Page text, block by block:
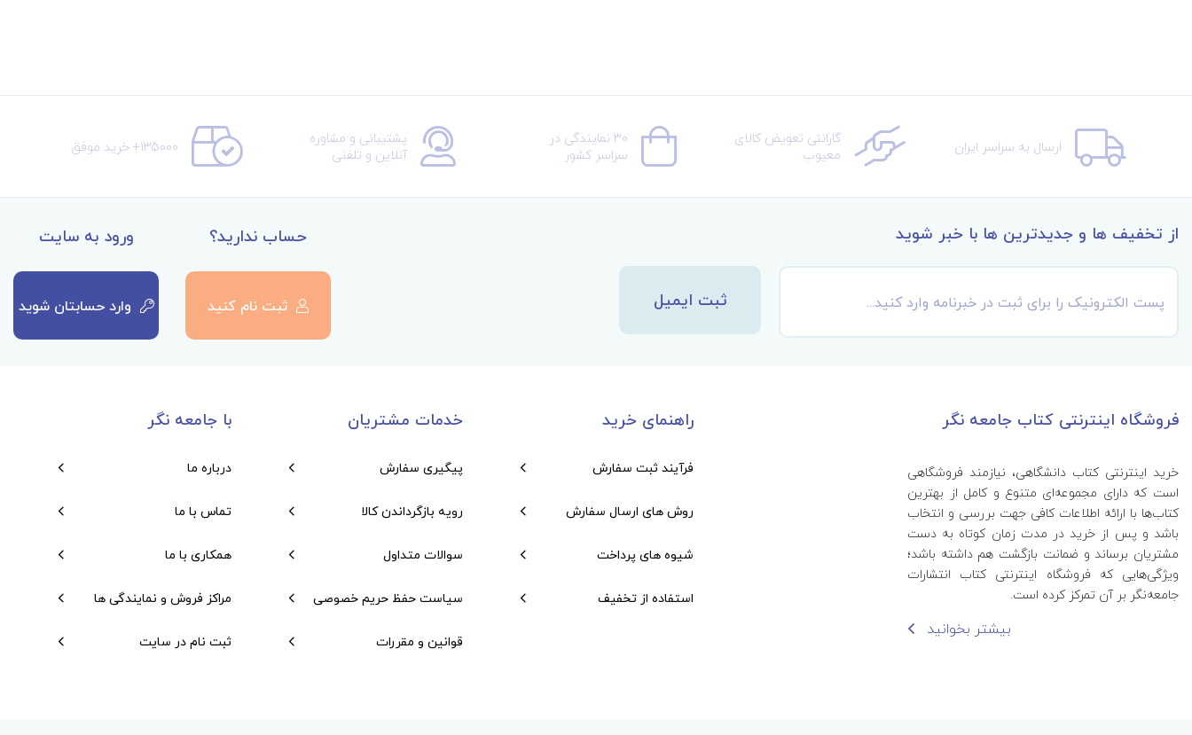
ارسال به سراسر ایران گارانتی تعویض کالای
معیوب
30 نمایندگی در
سراسر کشور
پشتیبانی و مشاوره
آنلاین و تلفنی 135000+ خرید موفق
از تخفیف ها و جدیدترین ها با خبر شوید
ثبت ایمیل
ورود به سایت
وارد حسابتان شوید
حساب ندارید؟
ثبت نام کنید
فروشگاه اینترنتی کتاب جامعه نگر
خرید اینترنتی کتاب‌ دانشگاهی، نیازمند فروشگاهی
است که دارای مجموعه‌ای متنوع و کامل از بهترین
کتاب‌ها با ارائه اطلاعات کافی جهت بررسی و انتخاب
باشد و پس از خرید در مدت زمان کوتاه به دست
مشتریان برساند و ضمانت بازگشت هم داشته باشد؛
ویژگی‌هایی که فروشگاه اینترنتی کتاب انتشارات
جامعه‌نگر بر آن تمرکز کرده است.
بیشتر بخوانید
راهنمای خرید
فرآیند ثبت سفارش
روش های ارسال سفارش
شیوه های پرداخت
استفاده از تخفیف
خدمات مشتریان
پیگیری سفارش
رویه بازگرداندن کالا
سوالات متداول
سیاست حفظ حریم خصوصی
قوانین و مقررات
با جامعه نگر
درباره ما
تماس با ما
همکاری با ما
مراکز فروش و نمایندگی ها
ثبت نام در سایت